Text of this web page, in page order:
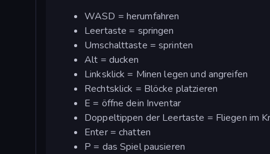
WASD = herumfahren
Leertaste = springen
Umschalttaste = sprinten
Alt = ducken
Linksklick = Minen legen und angreifen
Rechtsklick = Blöcke platzieren
E = öffne dein Inventar
Doppeltippen der Leertaste = Fliegen im
Enter = chatten
P = das Spiel pausieren